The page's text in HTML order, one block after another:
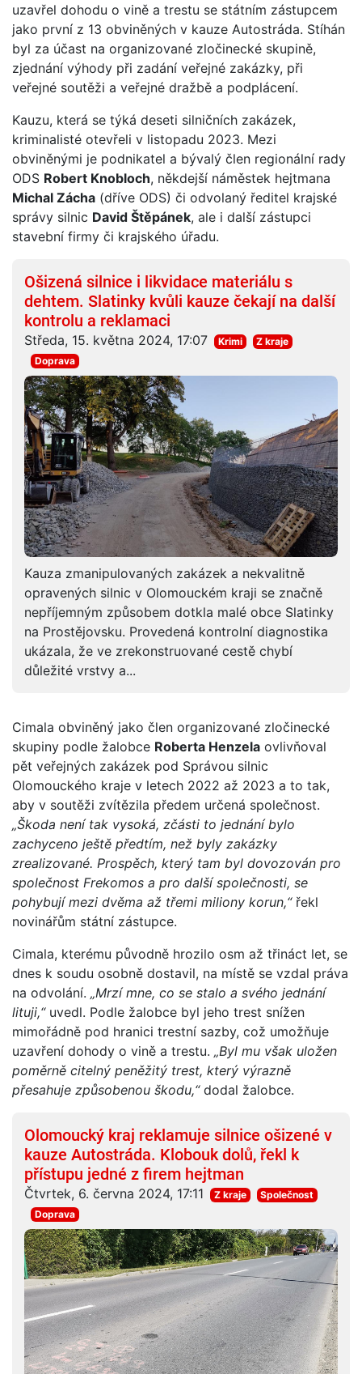
uzavřel dohodu o vině a trestu se státním zástupcem
jako první z 13 obviněných v kauze Autostráda. Stíhán
byl za účast na organizované zločinecké skupině,
zjednání výhody při zadání veřejné zakázky, při
veřejné soutěži a veřejné dražbě a podplácení.
Kauzu, která se týká deseti silničních zakázek,
kriminalisté otevřeli v listopadu 2023. Mezi
obviněnými je podnikatel a bývalý člen regionální rady
ODS Robert Knobloch, někdejší náměstek hejtmana
Michal Zácha (dříve ODS) či odvolaný ředitel krajské
správy silnic David Štěpánek, ale i další zástupci
stavební firmy či krajského úřadu.
Ošizená silnice i likvidace materiálu s
dehtem. Slatinky kvůli kauze čekají na další
kontrolu a reklamaci
Středa, 15. května 2024, 17:07 Krimi
Z kraje
Doprava
Kauza zmanipulovaných zakázek a nekvalitně
opravených silnic v Olomouckém kraji se značně
nepříjemným způsobem dotkla malé obce Slatinky
na Prostějovsku. Provedená kontrolní diagnostika
ukázala, že ve zrekonstruované cestě chybí
důležité vrstvy a...
Cimala obviněný jako člen organizované zločinecké
skupiny podle žalobce Roberta Henzela ovlivňoval
pět veřejných zakázek pod Správou silnic
Olomouckého kraje v letech 2022 až 2023 a to tak,
aby v soutěži zvítězila předem určená společnost.
„Škoda není tak vysoká, zčásti to jednání bylo
zachyceno ještě předtím, než byly zakázky
zrealizované. Prospěch, který tam byl dovozován pro
společnost Frekomos a pro další společnosti, se
pohybují mezi dvěma až třemi miliony korun,“řekl
novinářům státní zástupce.
Cimala, kterému původně hrozilo osm až třináct let, se
dnes k soudu osobně dostavil, na místě se vzdal práva
na odvolání. „Mrzí mne, co se stalo a svého jednání
lituji,“uvedl. Podle žalobce byl jeho trest snížen
mimořádně pod hranici trestní sazby, což umožňuje
uzavření dohody o vině a trestu. „Byl mu však uložen
poměrně citelný peněžitý trest, který výrazně
přesahuje způsobenou škodu,“ dodal žalobce.
Olomoucký kraj reklamuje silnice ošizené v
kauze Autostráda. Klobouk dolů, řekl k
přístupu jedné z firem hejtman
Čtvrtek, 6. června 2024, 17:11 Z kraje
Společnost
Doprava